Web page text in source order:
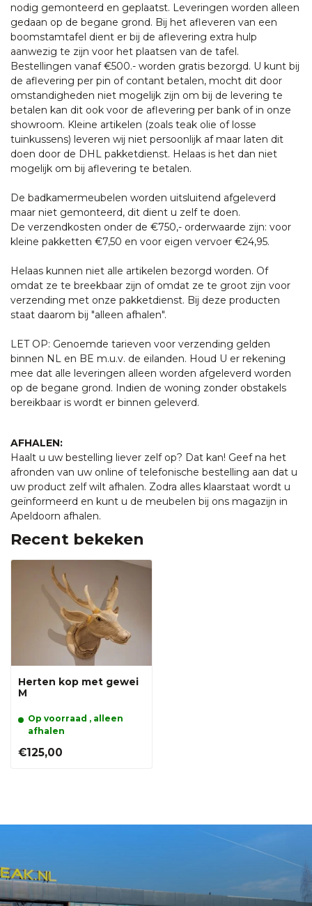
nodig gemonteerd en geplaatst. Leveringen worden alleen
gedaan op de begane grond. Bij het afleveren van een
boomstamtafel dient er bij de aflevering extra hulp
aanwezig te zijn voor het plaatsen van de tafel.
Bestellingen vanaf €500.- worden gratis bezorgd. U kunt bij
de aflevering per pin of contant betalen, mocht dit door
omstandigheden niet mogelijk zijn om bij de levering te
betalen kan dit ook voor de aflevering per bank of in onze
showroom. Kleine artikelen (zoals teak olie of losse
tuinkussens) leveren wij niet persoonlijk af maar laten dit
doen door de DHL pakketdienst. Helaas is het dan niet
mogelijk om bij aflevering te betalen.
De badkamermeubelen worden uitsluitend afgeleverd
maar niet gemonteerd, dit dient u zelf te doen.
De verzendkosten onder de €750,- orderwaarde zijn: voor
kleine pakketten €7,50 en voor eigen vervoer €24,95.
Helaas kunnen niet alle artikelen bezorgd worden. Of
omdat ze te breekbaar zijn of omdat ze te groot zijn voor
verzending met onze pakketdienst. Bij deze producten
staat daarom bij "alleen afhalen".
LET OP: Genoemde tarieven voor verzending gelden
binnen NL en BE m.u.v. de eilanden. Houd U er rekening
mee dat alle leveringen alleen worden afgeleverd worden
op de begane grond. Indien de woning zonder obstakels
bereikbaar is wordt er binnen geleverd.
AFHALEN:
Haalt u uw bestelling liever zelf op? Dat kan! Geef na het
afronden van uw online of telefonische bestelling aan dat u
uw product zelf wilt afhalen. Zodra alles klaarstaat wordt u
geïnformeerd en kunt u de meubelen bij ons magazijn in
Apeldoorn afhalen.
Recent bekeken
Herten kop met gewei
M
Op voorraad , alleen
afhalen
€125,00